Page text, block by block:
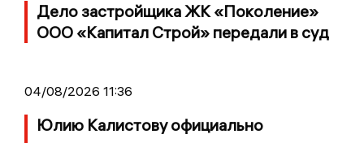
Дело застройщика ЖК «Поколение»
ООО «Капитал Строй» передали в суд
04/08/2026 11:36
Юлию Калистову официально